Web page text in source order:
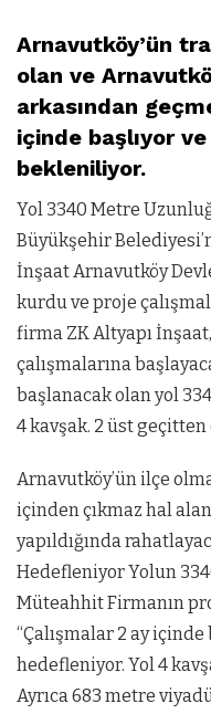
Arnavutköy’ün
olan ve
arkasından
içinde başlıyor
bekleniliyor.
Yol 3340 Metre
Büyükşehir
İnşaat Arnavutköy
kurdu ve proje
firma ZK Altyapı
çalışmalarına
başlanacak olan yol
4 kavşak. 2 üst geçitten
Arnavutköy’ün ilçe
içinden çıkmaz hal
yapıldığında
Hedefleniyor Yolun
Müteahhit Firmanın
“Çalışmalar 2 ay
hedefleniyor. Yol 4
Ayrıca 683 metre